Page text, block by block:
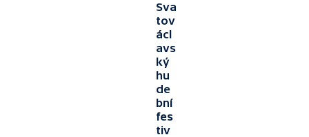
Sva
tov
ácl
avs
ký
hu
de
bní
fes
tiv